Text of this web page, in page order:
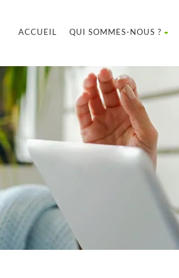
ACCUEIL QUI SOMMES-NOUS ?